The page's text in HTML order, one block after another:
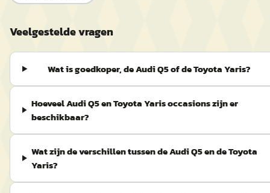
Veelgestelde vragen
Wat is goedkoper, de Audi Q5 of de Toyota Yaris?
Hoeveel Audi Q5 en Toyota Yaris occasions zijn er
beschikbaar?
Wat zijn de verschillen tussen de Audi Q5 en de Toyota
Yaris?